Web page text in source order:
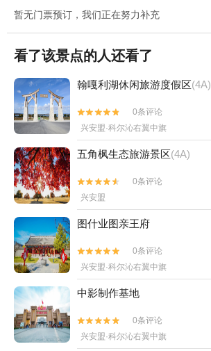
暂无门票预订，我们正在努力补充
看了该景点的人还看了
翰嘎利湖休闲旅游度假区(4A)


0条评论
兴安盟·科尔沁右翼中旗
五角枫生态旅游景区(4A)


0条评论
兴安盟
图什业图亲王府


0条评论
兴安盟·科尔沁右翼中旗
中影制作基地


0条评论
兴安盟·科尔沁右翼中旗